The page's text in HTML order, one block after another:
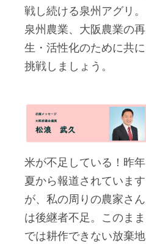
戦し続ける泉州アグリ。
泉州農業、大阪農業の再
生・活性化のために共に
挑戦しましょう。
米が不足している！昨年
夏から報道されています
が、私の周りの農家さん
は後継者不足。このまま
では耕作できない放棄地